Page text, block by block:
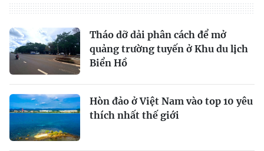
Tháo dỡ dải phân cách để mở
quảng trường tuyến ở Khu du lịch
Biển Hồ
Hòn đảo ở Việt Nam vào top 10 yêu
thích nhất thế giới